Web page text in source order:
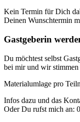
Kein Termin für Dich
Deinen Wunschtermin
Gastgeberin
Du möchtest selbst
bei mir und wir
Materialumlage pro
Infos dazu und das
Oder Du rufst mich an: